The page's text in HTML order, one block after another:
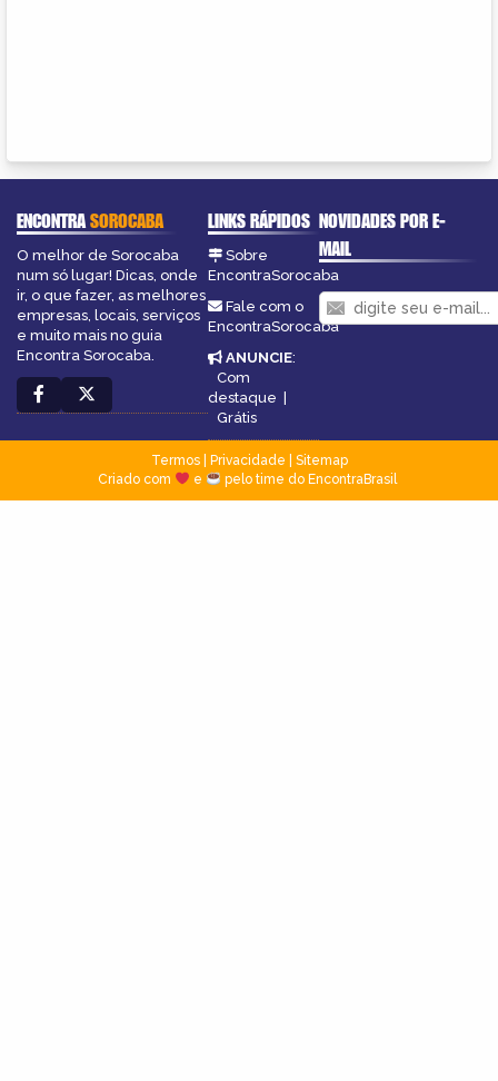
ENCONTRASOROCABA
O melhor de Sorocaba
num só lugar! Dicas, onde
ir, o que fazer, as melhores
empresas, locais, serviços
e muito mais no guia
Encontra Sorocaba.
LINKS RÁPIDOS
Sobre
EncontraSorocaba
Fale com o
EncontraSorocaba
ANUNCIE:
Com
destaque |
Grátis
NOVIDADES POR E-
MAIL
Termos| Privacidade
Sitemap
Criado com
e pelo time do EncontraBrasil